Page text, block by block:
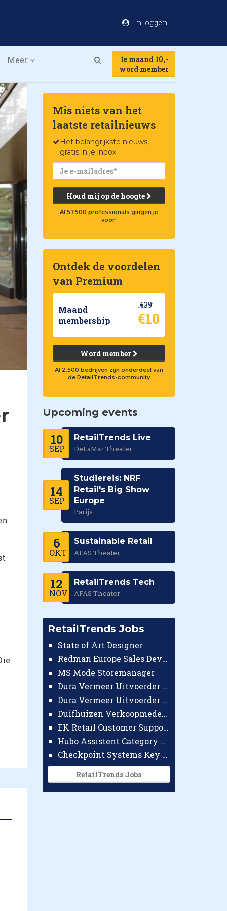
Inloggen
Meer
1e maand 10,-
word member
Mis niets van het
laatste retailnieuws
Het belangrijkste nieuws,
gratis in je inbox
Houd mij op de hoogte
Al 57.500 professionals gingen je
voor!
Ontdek de voordelen
van Premium
Maand
membership
€39
€10
Word member
Al 2.500 bedrijven zijn onderdeel van
de RetailTrends-community
Upcoming events
10
SEP
RetailTrends Live
DeLaMar Theater
14
SEP
Studiereis: NRF
Retail's Big Show
Europe
Parijs
6
OKT
Sustainable Retail
AFAS Theater
12
NOV
RetailTrends Tech
AFAS Theater
RetailTrends Jobs
State of Art Designer
Redman Europe Sales Developer (Europe)
MS Mode Storemanager
Dura Vermeer Uitvoerder GWW Amsterdam
Dura Vermeer Uitvoerder Civiel Nijmegen
Duifhuizen Verkoopmedewerker Ridderkerk
EK Retail Customer Support Omnichannel
Hubo Assistent Category Manager
Checkpoint Systems Key Accountmanager Benelux
RetailTrends Jobs